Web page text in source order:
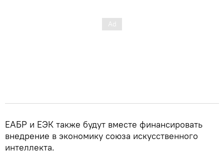
ЕАБР и ЕЭК также будут вместе финансировать
внедрение в экономику союза искусственного
интеллекта.